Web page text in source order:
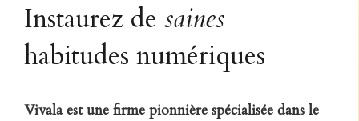
Instaurez de saines
habitudes numériques
Vivala est une firme pionnière spécialisée dans le